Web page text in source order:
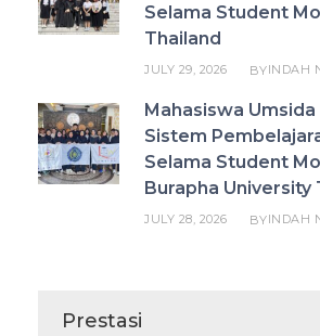
Selama Student
Thailand
JULY 29, 2026 BYINDAH
Mahasiswa
Sistem
Selama Student
Burapha University
JULY 28, 2026 BYINDAH
Prestasi